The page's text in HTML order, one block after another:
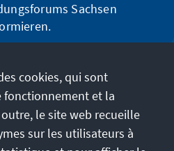
Sachsen
cookies, qui sont
fonctionnement et la
le site web recueille
sur les utilisateurs à